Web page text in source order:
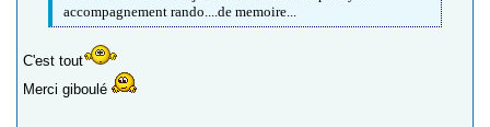
accompagnement rando....de memoire...
C'est tout
Merci giboulé